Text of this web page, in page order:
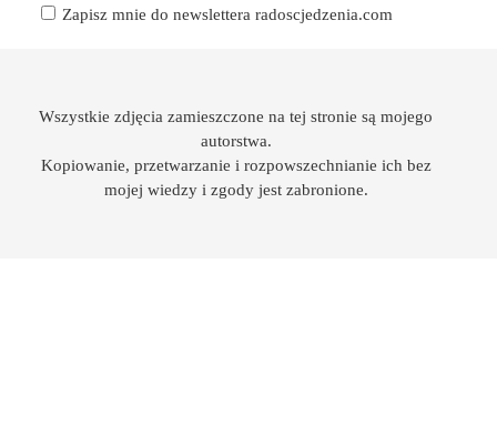
Zapisz mnie do newslettera radoscjedzenia.com
Wszystkie zdjęcia zamieszczone na tej stronie są mojego
autorstwa.
Kopiowanie, przetwarzanie i rozpowszechnianie ich bez
mojej wiedzy i zgody jest zabronione.